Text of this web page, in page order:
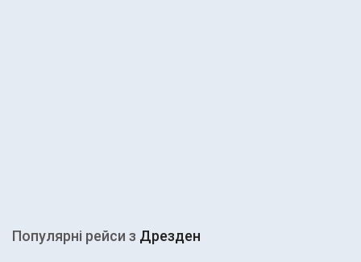
Популярні рейcи з Дрезден